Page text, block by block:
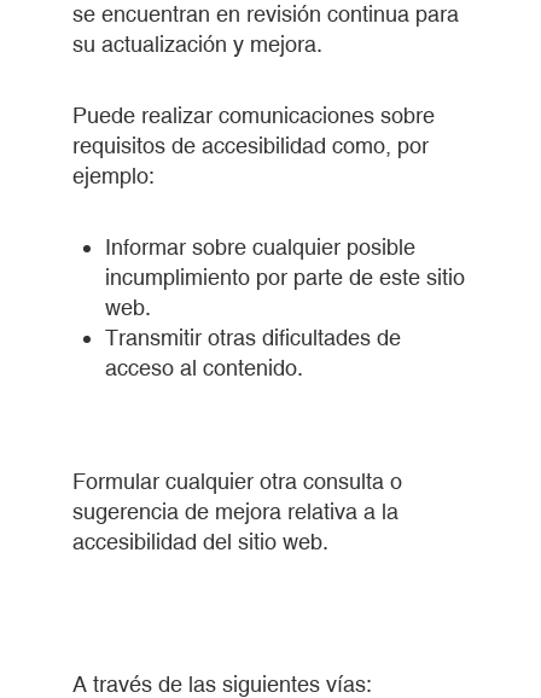
se encuentran en revisión continua para
su actualización y mejora.
Puede realizar comunicaciones sobre
requisitos de accesibilidad como, por
ejemplo:
Informar sobre cualquier posible
incumplimiento por parte de este sitio
web.
Transmitir otras dificultades de
acceso al contenido.
Formular cualquier otra consulta o
sugerencia de mejora relativa a la
accesibilidad del sitio web.
A través de las siguientes vías: